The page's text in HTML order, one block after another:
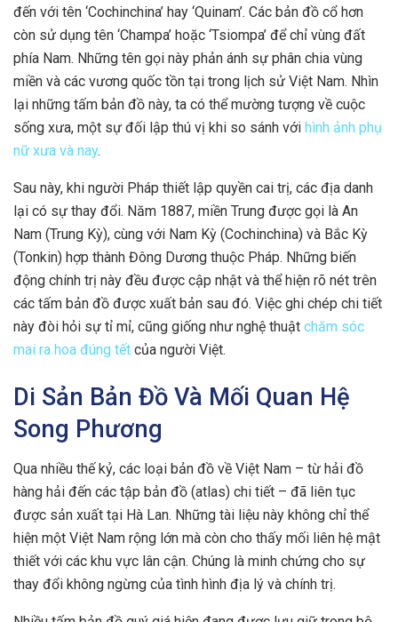
đến với tên ‘Cochinchina’ hay ‘Quinam’. Các bản đồ cổ hơn
còn sử dụng tên ‘Champa’ hoặc ‘Tsiompa’ để chỉ vùng đất
phía Nam. Những tên gọi này phản ánh sự phân chia vùng
miền và các vương quốc tồn tại trong lịch sử Việt Nam. Nhìn
lại những tấm bản đồ này, ta có thể mường tượng về cuộc
sống xưa, một sự đối lập thú vị khi so sánh với hình ảnh phụ
nữ xưa và nay.
Sau này, khi người Pháp thiết lập quyền cai trị, các địa danh
lại có sự thay đổi. Năm 1887, miền Trung được gọi là An
Nam (Trung Kỳ), cùng với Nam Kỳ (Cochinchina) và Bắc Kỳ
(Tonkin) hợp thành Đông Dương thuộc Pháp. Những biến
động chính trị này đều được cập nhật và thể hiện rõ nét trên
các tấm bản đồ được xuất bản sau đó. Việc ghi chép chi tiết
này đòi hỏi sự tỉ mỉ, cũng giống như nghệ thuật chăm sóc
mai ra hoa đúng tết của người Việt.
Di Sản Bản Đồ Và Mối Quan Hệ
Song Phương
Qua nhiều thế kỷ, các loại bản đồ về Việt Nam – từ hải đồ
hàng hải đến các tập bản đồ (atlas) chi tiết – đã liên tục
được sản xuất tại Hà Lan. Những tài liệu này không chỉ thể
hiện một Việt Nam rộng lớn mà còn cho thấy mối liên hệ mật
thiết với các khu vực lân cận. Chúng là minh chứng cho sự
thay đổi không ngừng của tình hình địa lý và chính trị.